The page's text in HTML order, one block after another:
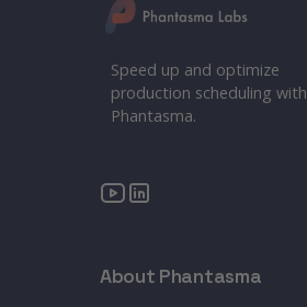
Speed up and optimize
production scheduling with
Phantasma.
About Phantasma